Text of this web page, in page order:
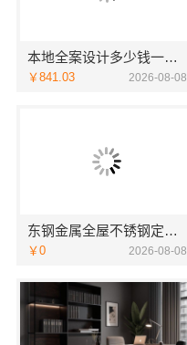
本地全案设计多少钱一平售后无忧湖南创益讯建筑有限公司
￥841.03 2026-08-08
东钢金属全屋不锈钢定制生产商本地江苏东钢金属科技有限公司
￥0 2026-08-08